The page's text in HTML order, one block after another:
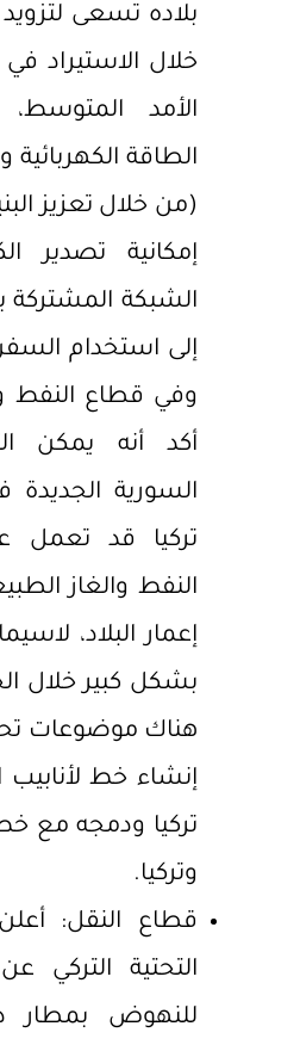
بلاده تسعى
خلال الاستيراد في
الأمد
الطاقة الكهربائية
(من خلال تعزيز
إمكانية تصدير
الشبكة المشتركة
إلى استخدام السفن
وفي قطاع النفط
أكد أنه يمكن
السورية الجديدة
تركيا قد تعمل
النفط والغاز
إعمار البلاد،
بشكل كبير خلال
هناك موضوعات
إنشاء خط
تركيا ودمجه مع خط
وتركيا.
قطاع النقل: أعلن
التحتية
للنهوض بمطار